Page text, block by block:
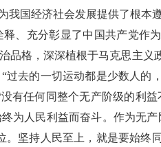
国经济社会发展提供了根本
充分彰显了中国共产党作
品格，深深植根于马克思主
去的一切运动都是少数人的
有任何同整个无产阶级的利
为人民利益而奋斗。作为无
坚持人民至上，就是要始终